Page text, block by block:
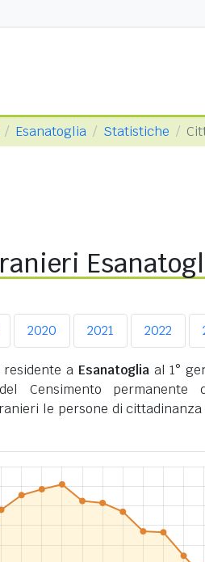
Esanatoglia Statistiche
2020 2021 2022
a Esanatogliaal 1°
Censimento permanente
le persone di